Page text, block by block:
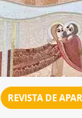
REVISTA DE